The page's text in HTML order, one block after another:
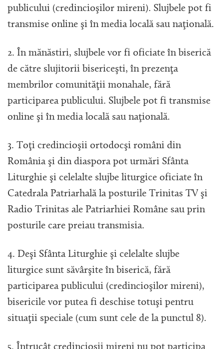
publicului (credincioşilor mireni). Slujbele pot fi
transmise online şi în media locală sau naţională.
2. În mănăstiri, slujbele vor fi oficiate în biserică
de către slujitorii bisericeşti, în prezenţa
membrilor comunităţii monahale, fără
participarea publicului. Slujbele pot fi transmise
online şi în media locală sau naţională.
3. Toţi credincioşii ortodocşi români din
România şi din diaspora pot urmări Sfânta
Liturghie şi celelalte slujbe liturgice oficiate în
Catedrala Patriarhală la posturile Trinitas TV şi
Radio Trinitas ale Patriarhiei Române sau prin
posturile care preiau transmisia.
4. Deşi Sfânta Liturghie şi celelalte slujbe
liturgice sunt săvârşite în biserică, fără
participarea publicului (credincioşilor mireni),
bisericile vor putea fi deschise totuşi pentru
situaţii speciale (cum sunt cele de la punctul 8).